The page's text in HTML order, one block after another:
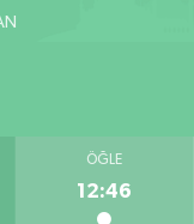
ÖĞLE
12:46